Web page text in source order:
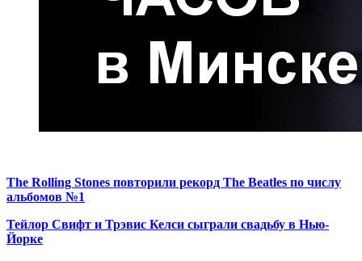
The Rolling Stones повторили рекорд The Beatles по числу
альбомов №1
Тейлор Свифт и Трэвис Келси сыграли свадьбу в Нью-
Йорке